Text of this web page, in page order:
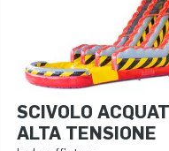
SCIVOLO
ALTA TENSIONE